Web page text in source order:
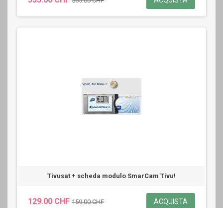
Tivusat + scheda modulo SmarCam Tivu!
129.00 CHF 159.00 CHF ACQUISTA